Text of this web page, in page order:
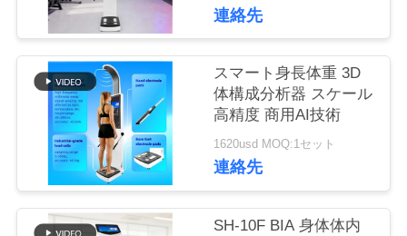
場
品
連絡先
スマート身長体重 3D
体構成分析器 スケール
高精度 商用AI技術
1620usd MOQ:1セット
連絡先
SH-10F BIA 身体体内